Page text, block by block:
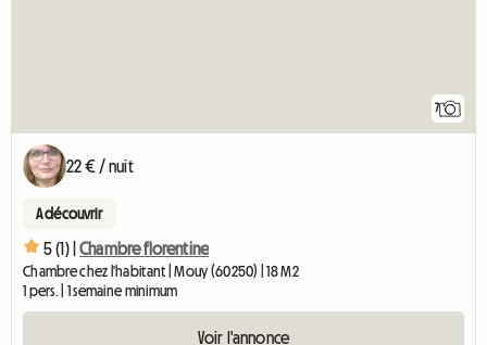
7
22 € / nuit
A découvrir
5 (1) | Chambre florentine
Chambre chez l'habitant | Mouy (60250) | 18 M2
1 pers. | 1 semaine minimum
Voir l'annonce